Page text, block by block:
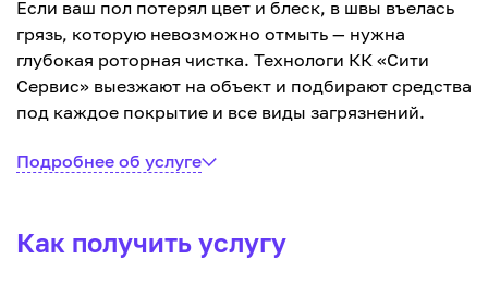
Если ваш пол потерял цвет и блеск, в швы въелась
грязь, которую невозможно отмыть — нужна
глубокая роторная чистка. Технологи КК «Сити
Сервис» выезжают на объект и подбирают средства
под каждое покрытие и все виды загрязнений.
Подробнее об услуге
Как получить услугу